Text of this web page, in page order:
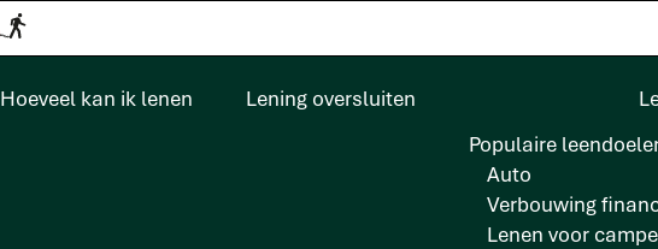
Hoeveel kan ik lenen Lening oversluiten
Populaire
Auto
Verbouwing
Lenen voor